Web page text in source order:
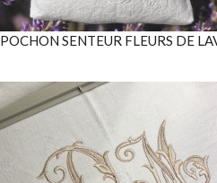
POCHON SENTEUR FLEURS DE